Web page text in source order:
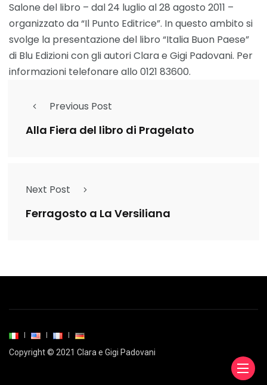
Salone del libro – dal 24 luglio al 28 agosto 2011 –
organizzato da “Il Punto Editrice”. In questo ambito si
svolge la presentazione del libro “Italia Buon Paese”
di Blu Edizioni con gli autori Clara e Gigi Padovani. Per
informazioni telefonare allo 0121 83600.
Previous Post
Alla Fiera del libro di Pragelato
Next Post
Ferragosto a La Versiliana
Copyright © 2021 Clara e Gigi Padovani